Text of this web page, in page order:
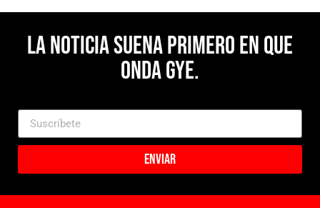
La noticia suena primero en Que
Onda Gye.
Enviar